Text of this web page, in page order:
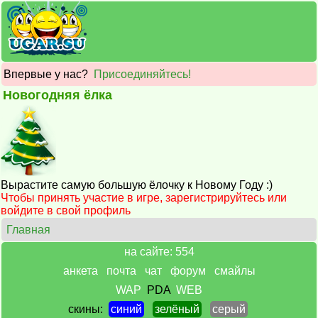
Впервые у нас? Присоединяйтесь!
Новогодняя ёлка
Вырастите самую большую ёлочку к Новому Году :)
Чтобы принять участие в игре, зарегистрируйтесь или
войдите в свой профиль
Главная
на сайте: 554
анкета
почта чат форум
смайлы
WAP
PDA WEB
скины:
синий зелёный
серый